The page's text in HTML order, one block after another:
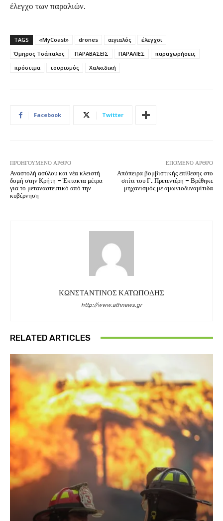
έλεγχο των παραλιών.
TAGS «MyCoast» drones αιγιαλός
έλεγχοι
Όμηρος Τσάπαλος
ΠΑΡΑΒΑΣΕΙΣ ΠΑΡΑΛΙΕΣ
παραχωρήσεις
πρόστιμα
τουρισμός Χαλκιδική
Facebook Twitter
ΠΡΟΗΓΟΎΜΕΝΟ ΆΡΘΡΟ
Αναστολή ασύλου και νέα κλειστή
δομή στην Κρήτη – Έκτακτα μέτρα
για το μεταναστευτικό από την
κυβέρνηση
ΕΠΌΜΕΝΟ ΆΡΘΡΟ
Απόπειρα βομβιστικής επίθεσης στο
σπίτι του Γ. Πρετεντέρη – Βρέθηκε
μηχανισμός με αμωνιοδυναμίτιδα
ΚΩΝΣΤΑΝΤΙΝΟΣ ΚΑΤΩΠΟΔΗΣ
http://www.athnews.gr
RELATED ARTICLES